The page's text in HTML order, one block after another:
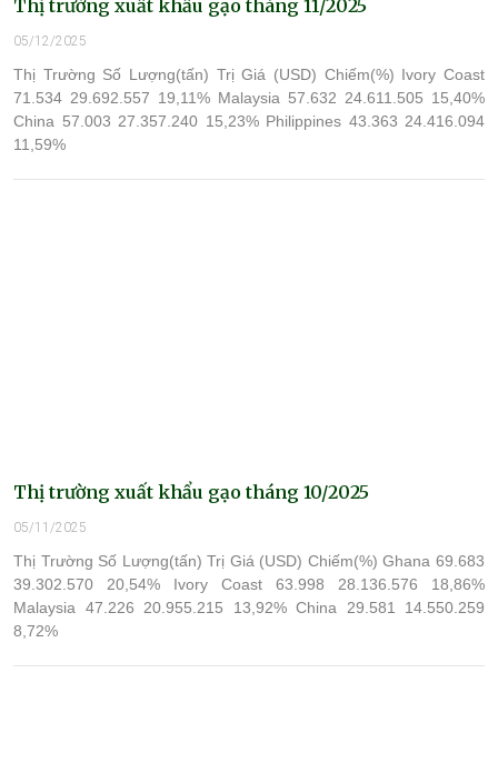
Thị trường xuất khẩu gạo tháng 11/2025
05/12/2025
Thị Trường Số Lượng(tấn) Trị Giá (USD) Chiếm(%) Ivory Coast
71.534 29.692.557 19,11% Malaysia 57.632 24.611.505 15,40%
China 57.003 27.357.240 15,23% Philippines 43.363 24.416.094
11,59%
Thị trường xuất khẩu gạo tháng 10/2025
05/11/2025
Thị Trường Số Lượng(tấn) Trị Giá (USD) Chiếm(%) Ghana 69.683
39.302.570 20,54% Ivory Coast 63.998 28.136.576 18,86%
Malaysia 47.226 20.955.215 13,92% China 29.581 14.550.259
8,72%